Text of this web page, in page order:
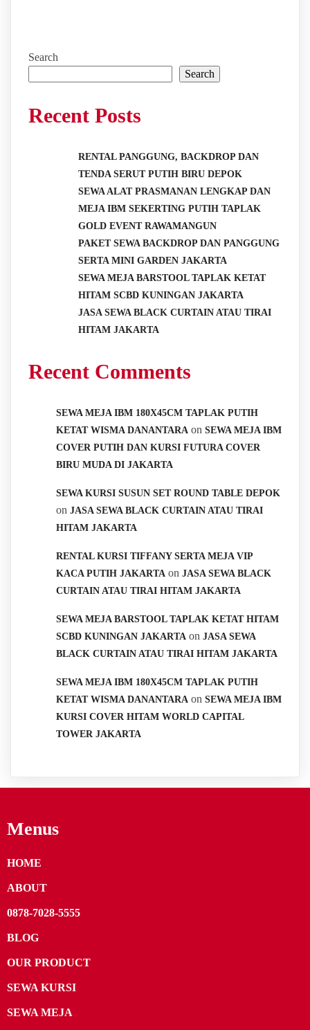
Search
Search
Recent Posts
RENTAL PANGGUNG, BACKDROP DAN
TENDA SERUT PUTIH BIRU DEPOK
SEWA ALAT PRASMANAN LENGKAP DAN
MEJA IBM SEKERTING PUTIH TAPLAK
GOLD EVENT RAWAMANGUN
PAKET SEWA BACKDROP DAN PANGGUNG
SERTA MINI GARDEN JAKARTA
SEWA MEJA BARSTOOL TAPLAK KETAT
HITAM SCBD KUNINGAN JAKARTA
JASA SEWA BLACK CURTAIN ATAU TIRAI
HITAM JAKARTA
Recent Comments
SEWA MEJA IBM 180X45CM TAPLAK PUTIH
KETAT WISMA DANANTARA on SEWA MEJA IBM
COVER PUTIH DAN KURSI FUTURA COVER
BIRU MUDA DI JAKARTA
SEWA KURSI SUSUN SET ROUND TABLE DEPOK
on JASA SEWA BLACK CURTAIN ATAU TIRAI
HITAM JAKARTA
RENTAL KURSI TIFFANY SERTA MEJA VIP
KACA PUTIH JAKARTA on JASA SEWA BLACK
CURTAIN ATAU TIRAI HITAM JAKARTA
SEWA MEJA BARSTOOL TAPLAK KETAT HITAM
SCBD KUNINGAN JAKARTA on JASA SEWA
BLACK CURTAIN ATAU TIRAI HITAM JAKARTA
SEWA MEJA IBM 180X45CM TAPLAK PUTIH
KETAT WISMA DANANTARA on SEWA MEJA IBM
KURSI COVER HITAM WORLD CAPITAL
TOWER JAKARTA
Menus
HOME
ABOUT
0878-7028-5555
BLOG
OUR PRODUCT
SEWA KURSI
SEWA MEJA